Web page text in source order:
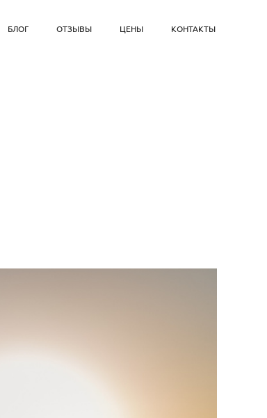
БЛОГ ОТЗЫВЫ ЦЕНЫ КОНТАКТЫ